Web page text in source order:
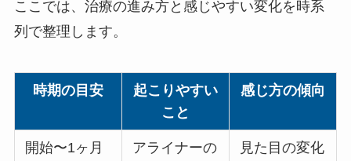
ここでは、治療の進み方と感じやすい変化を時系
列で整理します。
時期の目安
起こりやすい
こと
感じ方の傾向
開始〜1ヶ月
アライナーの
見た目の変化